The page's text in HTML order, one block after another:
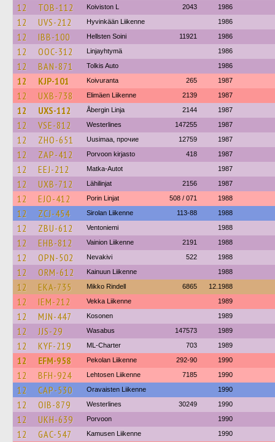
12 TOB-112 Koiviston L 2043 1986
12 UVS-212 Hyvinkään Liikenne 1986
12 IBB-100 Hellsten Soini 11921 1986
12 OOC-312 Linjayhtymä 1986
12 BAN-871 Tolkis Auto 1986
12 KJP-101 Koivuranta 265 1987
12 UXB-738 Elimäen Liikenne 2139 1987
12 UXS-112 Åbergin Linja 2144 1987
12 VSE-812 Westerlines 147255 1987
12 ZHO-651 Uusimaa, прочие 12759 1987
12 ZAP-412 Porvoon kirjasto 418 1987
12 EEJ-212 Matka-Autot 1987
12 UXB-712 Lähilinjat 2156 1987
12 EJO-412 Porin Linjat 508 / 071 1988
12 ZCJ-454 Sirolan Liikenne 113-88 1988
12 ZBU-612 Ventoniemi 1988
12 EHB-812 Vainion Liikenne 2191 1988
12 OPN-502 Nevakivi 522 1988
12 ORM-612 Kainuun Liikenne 1988
12 EKA-735 Mikko Rindell 6865 12.1988
12 IEM-212 Vekka Liikenne 1989
12 MJN-447 Kosonen 1989
12 JJS-29 Wasabus 147573 1989
12 KYF-219 ML-Charter 703 1989
12 EFM-958 Pekolan Liikenne 292-90 1990
12 BFH-924 Lehtosen Liikenne 7185 1990
12 CAP-530 Oravaisten Liikenne 1990
12 OIB-879 Westerlines 30249 1990
12 UKH-639 Porvoon 1990
12 GAC-547 Kamusen Liikenne 1990